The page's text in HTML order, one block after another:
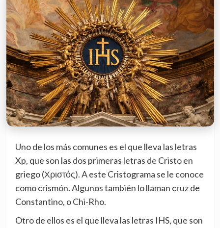
Uno de los más comunes es el que lleva las letras
Xp, que son las dos primeras letras de Cristo en
griego (Χριστός). A este Cristograma se le conoce
como crismón. Algunos también lo llaman cruz de
Constantino, o Chi-Rho.
Otro de ellos es el que lleva las letras IHS, que son